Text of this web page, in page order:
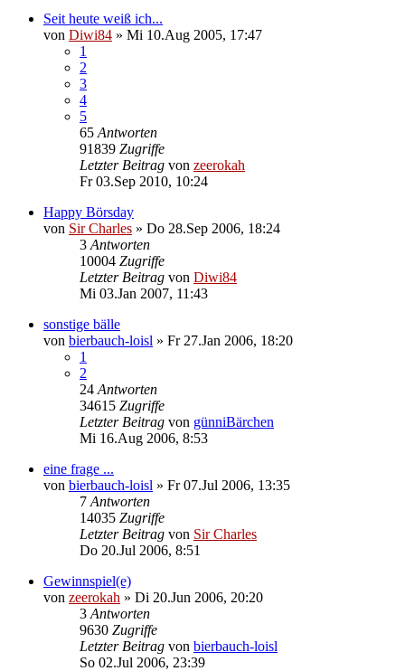
Seit heute weiß ich...
von Diwi84 » Mi 10.Aug 2005, 17:47
1
2
3
4
5
65 Antworten
91839 Zugriffe
Letzter Beitrag von zeerokah
Fr 03.Sep 2010, 10:24
Happy Börsday
von Sir Charles » Do 28.Sep 2006, 18:24
3 Antworten
10004 Zugriffe
Letzter Beitrag von Diwi84
Mi 03.Jan 2007, 11:43
sonstige bälle
von bierbauch-loisl » Fr 27.Jan 2006, 18:20
1
2
24 Antworten
34615 Zugriffe
Letzter Beitrag von günniBärchen
Mi 16.Aug 2006, 8:53
eine frage ...
von bierbauch-loisl » Fr 07.Jul 2006, 13:35
7 Antworten
14035 Zugriffe
Letzter Beitrag von Sir Charles
Do 20.Jul 2006, 8:51
Gewinnspiel(e)
von zeerokah » Di 20.Jun 2006, 20:20
3 Antworten
9630 Zugriffe
Letzter Beitrag von bierbauch-loisl
So 02.Jul 2006, 23:39